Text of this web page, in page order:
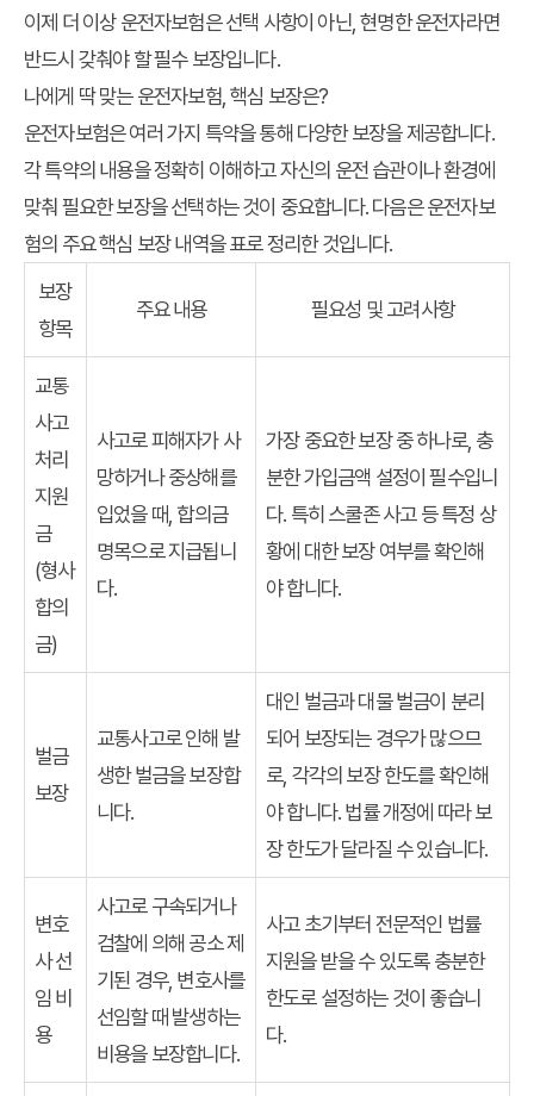
이제 더 이상 운전자보험은 선택 사항이 아닌, 현명한 운전자라면
반드시 갖춰야 할 필수 보장입니다.
나에게 딱 맞는 운전자보험, 핵심 보장은?
운전자보험은 여러 가지 특약을 통해 다양한 보장을 제공합니다.
각 특약의 내용을 정확히 이해하고 자신의 운전 습관이나 환경에
맞춰 필요한 보장을 선택하는 것이 중요합니다. 다음은 운전자보
험의 주요 핵심 보장 내역을 표로 정리한 것입니다.
보장
항목
주요 내용 필요성 및 고려사항
교통
사고
처리
지원
금
(형사
합의
금)
사고로 피해자가 사
망하거나 중상해를
입었을 때, 합의금
명목으로 지급됩니
다.
가장 중요한 보장 중 하나로, 충
분한 가입금액 설정이 필수입니
다. 특히 스쿨존 사고 등 특정 상
황에 대한 보장 여부를 확인해
야 합니다.
벌금
보장
교통사고로 인해 발
생한 벌금을 보장합
니다.
대인 벌금과 대물 벌금이 분리
되어 보장되는 경우가 많으므
로, 각각의 보장 한도를 확인해
야 합니다. 법률 개정에 따라 보
장 한도가 달라질 수 있습니다.
변호
사 선
임 비
용
사고로 구속되거나
검찰에 의해 공소 제
기된 경우, 변호사를
선임할 때 발생하는
비용을 보장합니다.
사고 초기부터 전문적인 법률
지원을 받을 수 있도록 충분한
한도로 설정하는 것이 좋습니
다.